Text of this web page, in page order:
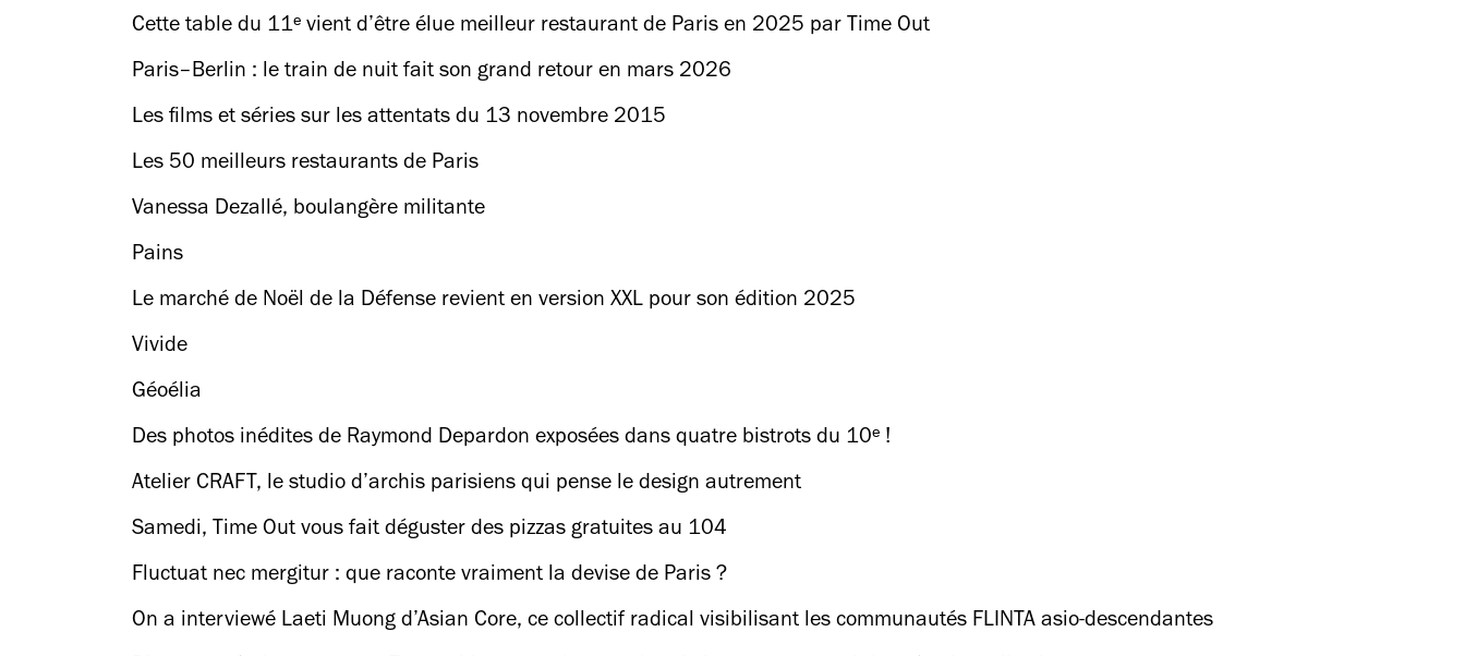
Cette table du 11ᵉ vient d’être élue meilleur restaurant de Paris en 2025 par Time Out
Paris–Berlin : le train de nuit fait son grand retour en mars 2026
Les films et séries sur les attentats du 13 novembre 2015
Les 50 meilleurs restaurants de Paris
Vanessa Dezallé, boulangère militante
Pains
Le marché de Noël de la Défense revient en version XXL pour son édition 2025
Vivide
Géoélia
Des photos inédites de Raymond Depardon exposées dans quatre bistrots du 10ᵉ !
Atelier CRAFT, le studio d’archis parisiens qui pense le design autrement
Samedi, Time Out vous fait déguster des pizzas gratuites au 104
Fluctuat nec mergitur : que raconte vraiment la devise de Paris ?
On a interviewé Laeti Muong d’Asian Core, ce collectif radical visibilisant les communautés FLINTA asio-descendantes